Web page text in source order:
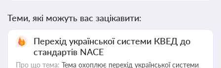
Теми, які можуть вас зацікавити:
Перехід української системи КВЕД до
стандартів NACE
Про що тема: Тема охоплює перехід української системи